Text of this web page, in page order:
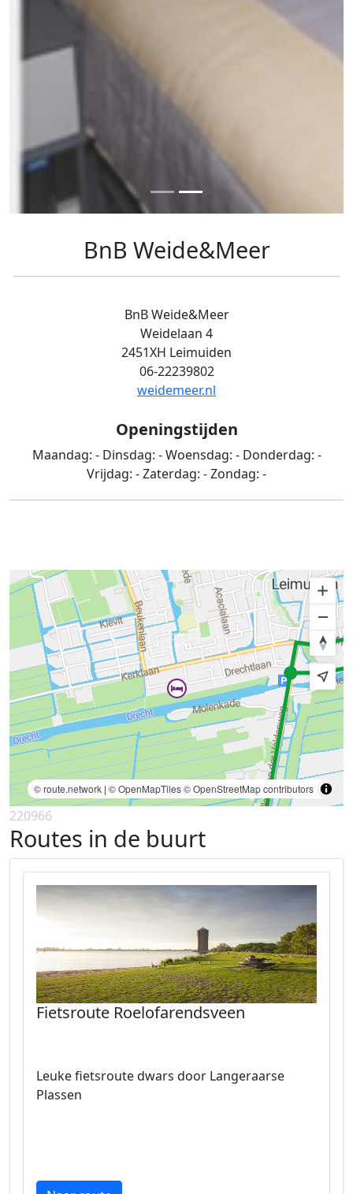
BnB Weide&Meer
BnB Weide&Meer
Weidelaan 4
2451XH Leimuiden
06-22239802
weidemeer.nl
Openingstijden
Maandag: - Dinsdag: -Woensdag: - Donderdag: -
Vrijdag: -Zaterdag: -Zondag: -
© route.network | © OpenMapTiles© OpenStreetMap contributors
220966
Routes in de buurt
Fietsroute Roelofarendsveen
Leuke fietsroute dwars door Langeraarse
Plassen